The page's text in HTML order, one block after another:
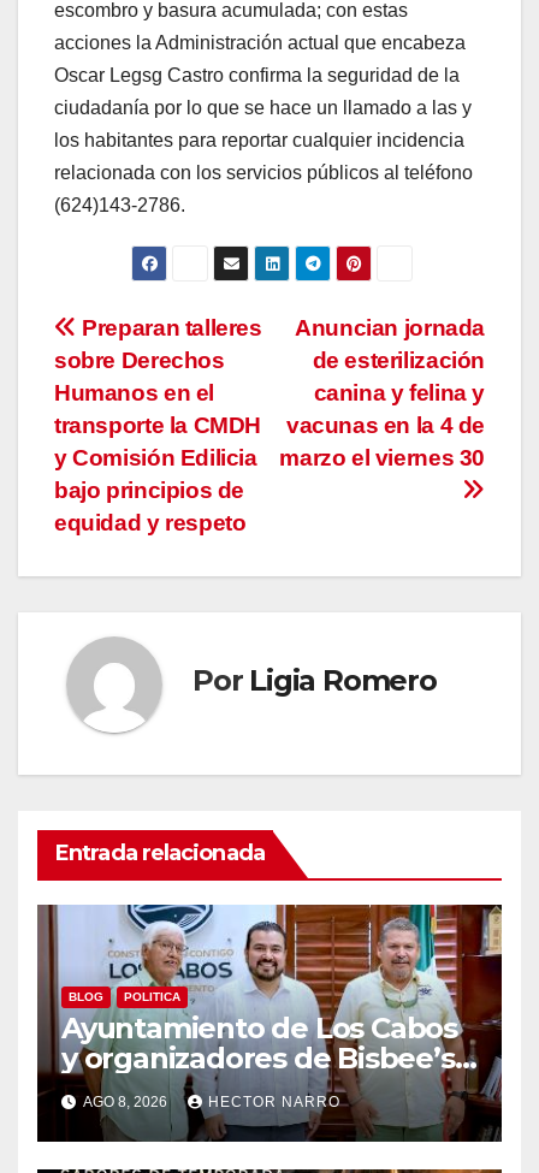
escombro y basura acumulada; con estas
acciones la Administración actual que encabeza
Oscar Legsg Castro confirma la seguridad de la
ciudadanía por lo que se hace un llamado a las y
los habitantes para reportar cualquier incidencia
relacionada con los servicios públicos al teléfono
(624)143-2786.
Navegación
de
entradas
Anuncian jornada
de esterilización
canina y felina y
vacunas en la 4 de
marzo el viernes 30
Preparan talleres
sobre Derechos
Humanos en el
transporte la CMDH
y Comisión Edilicia
bajo principios de
equidad y respeto
Por Ligia Romero
Entrada relacionada
BLOG POLITICA
Ayuntamiento de Los Cabos
y organizadores de Bisbee’s
coordinan acciones para
edición 2026
AGO 8, 2026 HECTOR NARRO